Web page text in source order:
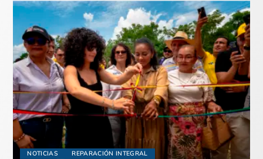
NOTICIAS REPARACIÓN INTEGRAL